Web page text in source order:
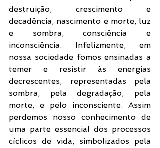
destruição, crescimento e
decadência, nascimento e morte, luz
e sombra, consciência e
inconsciência. Infelizmente, em
nossa sociedade fomos ensinadas a
temer e resistir às energias
decrescentes, representadas pela
sombra, pela degradação, pela
morte, e pelo inconsciente. Assim
perdemos nosso conhecimento de
uma parte essencial dos processos
cíclicos de vida, simbolizados pela